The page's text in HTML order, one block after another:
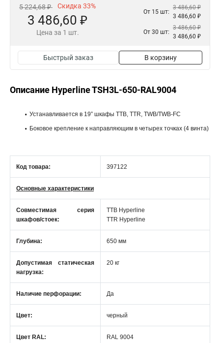
5 224,68 ₽ Скидка 33%
3 486,60 ₽
Цена за 1 шт.
От 15 шт:
3 486,60 ₽
3 486,60 ₽
От 30 шт:
3 486,60 ₽
3 486,60 ₽
Быстрый заказ В корзину
Описание Hyperline TSH3L-650-RAL9004
Устанавливается в 19” шкафы TTB, TTR, TWB/TWB-FC
Боковое крепление к направляющим в четырех точках (4 винта)
Код товара: 397122
Основные характеристики
Совместимая серия
шкафов/стоек:
TTB Hyperline
TTR Hyperline
Глубина: 650 мм
Допустимая статическая
нагрузка:
20 кг
Наличие перфорации: Да
Цвет: черный
Цвет RAL: RAL 9004